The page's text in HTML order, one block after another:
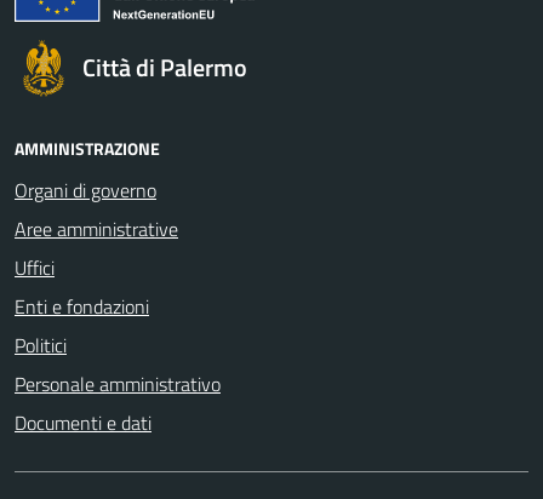
Città di Palermo
AMMINISTRAZIONE
Organi di governo
Aree amministrative
Uffici
Enti e fondazioni
Politici
Personale amministrativo
Documenti e dati